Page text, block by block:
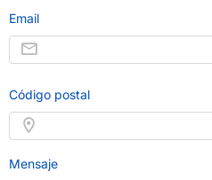
Email
Código postal
Mensaje